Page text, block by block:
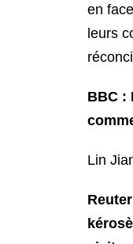
en
leurs
BBC :
Lin